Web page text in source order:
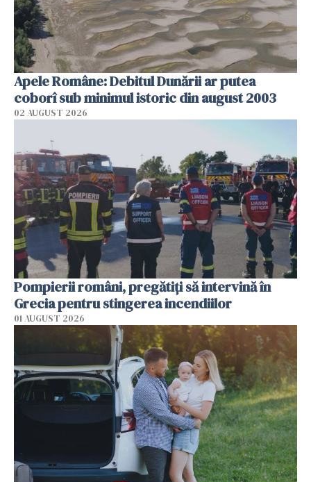
Apele Române: Debitul Dunării ar putea
coborî sub minimul istoric din august 2003
02 AUGUST 2026
Pompierii români, pregătiţi să intervină în
Grecia pentru stingerea incendiilor
01 AUGUST 2026